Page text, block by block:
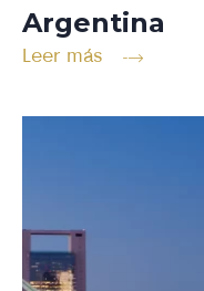
Argentina
Leer más